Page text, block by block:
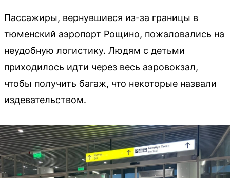
Пассажиры, вернувшиеся из-за границы в
тюменский аэропорт Рощино, пожаловались на
неудобную логистику. Людям с детьми
приходилось идти через весь аэровокзал,
чтобы получить багаж, что некоторые назвали
издевательством.